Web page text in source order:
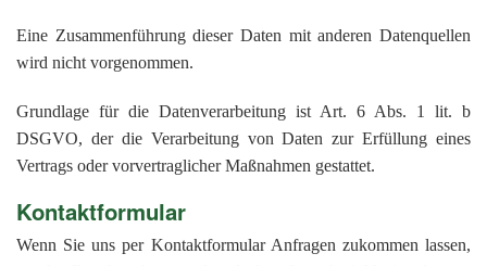
Eine Zusammenführung dieser Daten mit anderen Datenquellen
wird nicht vorgenommen.
Grundlage für die Datenverarbeitung ist Art. 6 Abs. 1 lit. b
DSGVO, der die Verarbeitung von Daten zur Erfüllung eines
Vertrags oder vorvertraglicher Maßnahmen gestattet.
Kontaktformular
Wenn Sie uns per Kontaktformular Anfragen zukommen lassen,